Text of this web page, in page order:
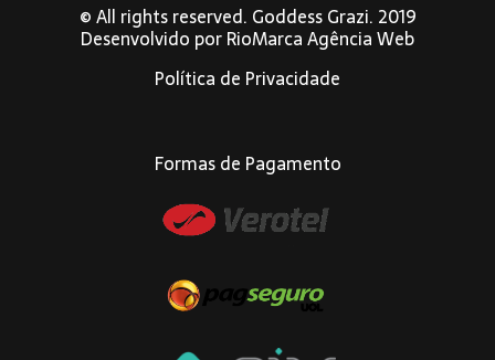
© All rights reserved. Goddess Grazi. 2019
Desenvolvido porRioMarca Agência Web
Política de Privacidade
Formas de Pagamento